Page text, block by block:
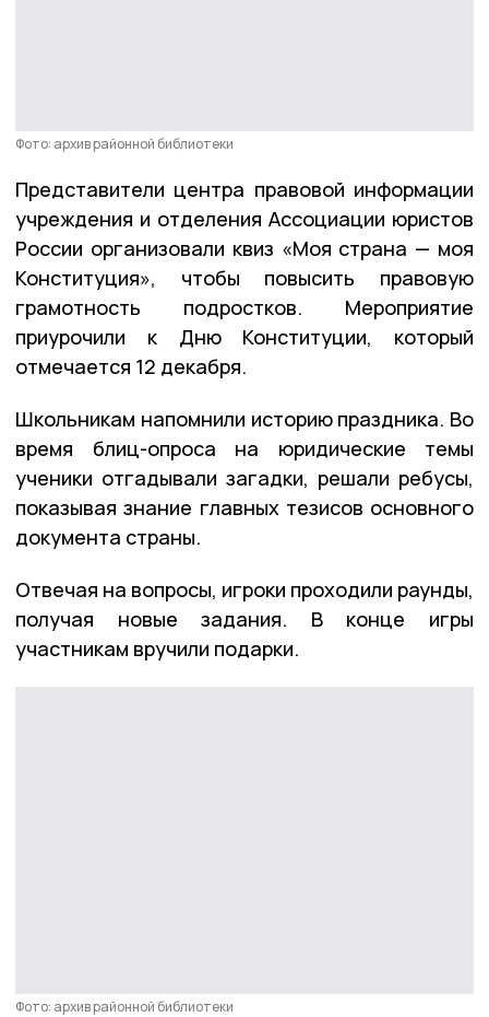
Фото: архив районной библиотеки
Представители центра правовой информации
учреждения и отделения Ассоциации юристов
России организовали квиз «Моя страна — моя
Конституция», чтобы повысить правовую
грамотность подростков. Мероприятие
приурочили к Дню Конституции, который
отмечается 12 декабря.
Школьникам напомнили историю праздника. Во
время блиц-опроса на юридические темы
ученики отгадывали загадки, решали ребусы,
показывая знание главных тезисов основного
документа страны.
Отвечая на вопросы, игроки проходили раунды,
получая новые задания. В конце игры
участникам вручили подарки.
Фото: архив районной библиотеки